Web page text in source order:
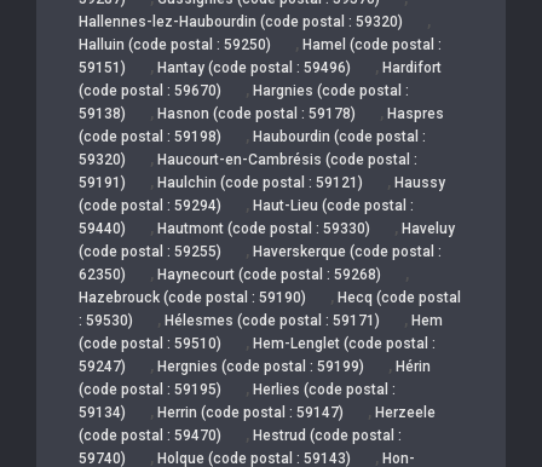
Hallennes-lez-Haubourdin (code postal : 59320) ,
Halluin (code postal : 59250) , Hamel (code postal :
59151)
, Hantay (code postal : 59496) , Hardifort
(code postal : 59670)
, Hargnies (code postal :
59138)
, Hasnon (code postal : 59178) , Haspres
(code postal : 59198)
, Haubourdin (code postal :
59320)
, Haucourt-en-Cambrésis (code postal :
59191)
, Haulchin (code postal : 59121) , Haussy
(code postal : 59294)
, Haut-Lieu (code postal :
59440)
, Hautmont (code postal : 59330) , Haveluy
(code postal : 59255)
, Haverskerque (code postal :
62350)
, Haynecourt (code postal : 59268) ,
Hazebrouck (code postal : 59190) , Hecq (code postal
: 59530)
, Hélesmes (code postal : 59171) , Hem
(code postal : 59510)
, Hem-Lenglet (code postal :
59247)
, Hergnies (code postal : 59199) , Hérin
(code postal : 59195)
, Herlies (code postal :
59134)
, Herrin (code postal : 59147) , Herzeele
(code postal : 59470)
, Hestrud (code postal :
59740)
, Holque (code postal : 59143) , Hon-